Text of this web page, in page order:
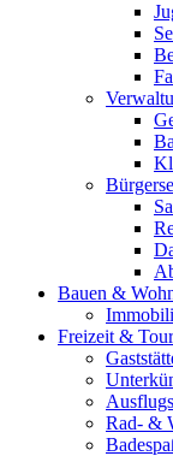
Bauen &
Freizeit &
Rad- &